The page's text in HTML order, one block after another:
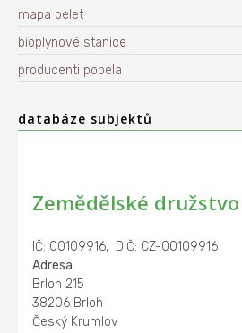
mapa pelet
bioplynové stanice
producenti popela
databáze subjektů
Zemědělské
IČ: 00109916, DIČ: CZ-00109916
Adresa
Brloh 215
38206 Brloh
Český Krumlov